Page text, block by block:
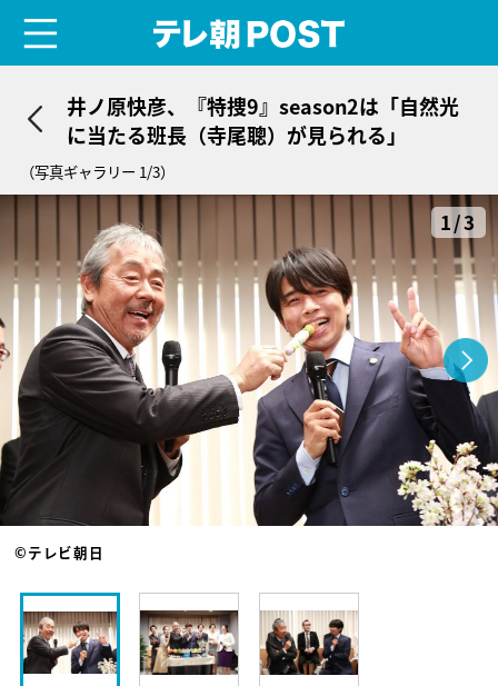
井ノ原快彦、『特捜9』season2は「自然光
に当たる班長（寺尾聰）が見られる」
（写真ギャラリー 1/3）
1/3
©テレビ朝日